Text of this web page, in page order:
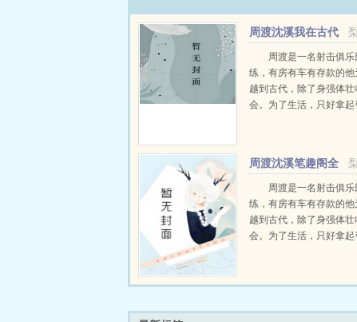
周渡沈溪我在古代
当猎户小说免费在线
周渡是一名射击俱乐
练，有房有车有存款的
越到古代，除了身强体壮
会。为了生活，只好拿
渡看着山下的寥寥炊烟，
周渡沈溪笔趣阁全
文免费阅读
周渡是一名射击俱乐
练，有房有车有存款的
越到古代，除了身强体壮
会。为了生活，只好拿
只野兔，不会做（失望